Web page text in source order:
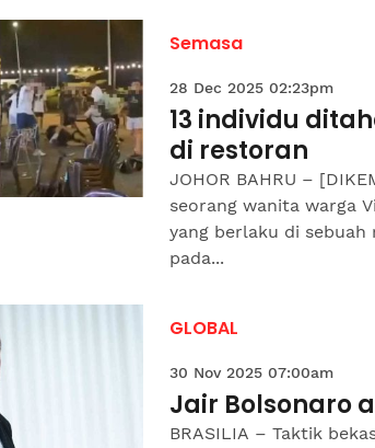
Semasa
28 Dec 2025 02:23pm
13 individu
di restoran
JOHOR BAHRU –
seorang wanita warga
yang berlaku di
pada...
GLOBAL
30 Nov 2025 07:00am
Jair Bolsonaro
BRASILIA – Taktik